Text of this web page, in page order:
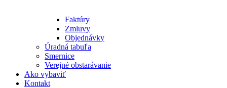
Faktúry
Zmluvy
Objednávky
Úradná tabuľa
Smernice
Verejné obstarávanie
Ako vybaviť
Kontakt